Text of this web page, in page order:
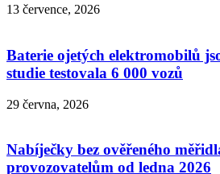
13 července, 2026
Baterie ojetých elektromobilů
studie testovala 6 000 vozů
29 června, 2026
Nabíječky bez ověřeného
provozovatelům od ledna 2026